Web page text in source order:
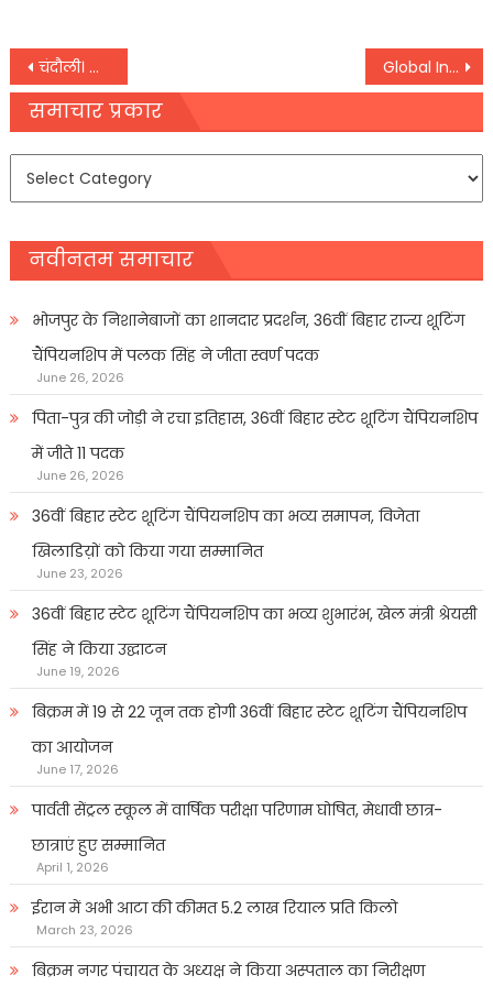
Post
navigation
चंदौली। रायल ताल को लेकर सपाई हुए उग्र Global Investors Summit : इंदौर में ग्लोबल इन्वेस्टर्स समिट का आगाज, एमपी अजब, गजब और सजग-पीएम मोदी
समाचार प्रकार
समाचार
नवीनतम समाचार
भोजपुर के निशानेबाजों का शानदार प्रदर्शन, 36वीं बिहार राज्य शूटिंग
चैंपियनशिप में पलक सिंह ने जीता स्वर्ण पदक
June 26, 2026
पिता-पुत्र की जोड़ी ने रचा इतिहास, 36वीं बिहार स्टेट शूटिंग चैंपियनशिप
में जीते 11 पदक
June 26, 2026
36वीं बिहार स्टेट शूटिंग चैंपियनशिप का भव्य समापन, विजेता
खिलाडिय़ों को किया गया सम्मानित
June 23, 2026
36वीं बिहार स्टेट शूटिंग चैंपियनशिप का भव्य शुभारंभ, खेल मंत्री श्रेयसी
सिंह ने किया उद्घाटन
June 19, 2026
बिक्रम में 19 से 22 जून तक होगी 36वीं बिहार स्टेट शूटिंग चैंपियनशिप
का आयोजन
June 17, 2026
पार्वती सेंट्रल स्कूल में वार्षिक परीक्षा परिणाम घोषित, मेधावी छात्र-
छात्राएं हुए सम्मानित
April 1, 2026
ईरान में अभी आटा की कीमत 5.2 लाख रियाल प्रति किलो
March 23, 2026
बिक्रम नगर पंचायत के अध्यक्ष ने किया अस्पताल का निरीक्षण